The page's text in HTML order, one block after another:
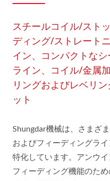
スチールコイル/スト
ディング/ストレート
イン、コンパクトな
ライン、コイル/金属
リングおよびレベリ
ット
Shungdar機械は、さまざ
およびフィーディングラ
特化しています。アンウイ
フィーディング機能のた